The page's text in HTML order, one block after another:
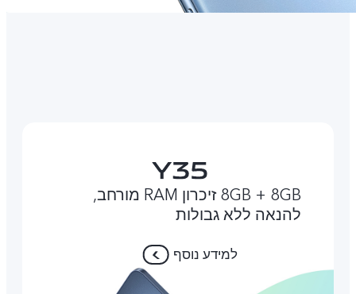
8GB + 8GB זיכרון RAM מורחב,
להנאה ללא גבולות
למידע נוסף